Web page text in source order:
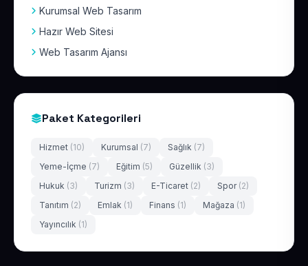
Kurumsal Web Tasarım
Hazır Web Sitesi
Web Tasarım Ajansı
Paket Kategorileri
Hizmet (10) Kurumsal (7) Sağlık (7)
Yeme-İçme (7) Eğitim (5) Güzellik (3)
Hukuk (3) Turizm (3) E-Ticaret (2) Spor (2)
Tanıtım (2) Emlak (1) Finans (1) Mağaza (1)
Yayıncılık (1)